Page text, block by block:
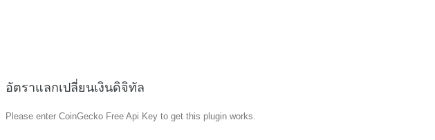
อัตราแลกเปลี่ยนเงินดิจิทัล
Please enter CoinGecko Free Api Key to get this plugin works.